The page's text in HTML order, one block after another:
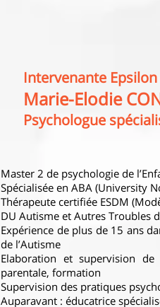
Intervenante
Marie-Elodie
Psychologue
Master 2 de psychologie de
Spécialisée en ABA (University
Thérapeute certifiée ESDM
DU Autisme et Autres Troubles
Expérience de plus de 15 ans
de l’Autisme
Elaboration et supervision de
parentale, formation
Supervision des pratiques
Auparavant : éducatrice